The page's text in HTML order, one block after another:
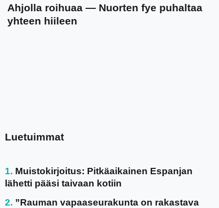
Ahjolla roihuaa — Nuorten fye puhaltaa
yhteen hiileen
Luetuimmat
Muistokirjoitus: Pitkäaikainen Espanjan
lähetti pääsi taivaan kotiin
”Rauman vapaaseurakunta on rakastava